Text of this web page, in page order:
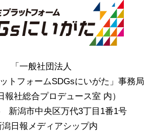
「一般社団法人
トフォームSDGsにいがた」事務局
報社総合プロデュース室 内）
新潟市中央区万代3丁目1番1号
潟日報メディアシップ内